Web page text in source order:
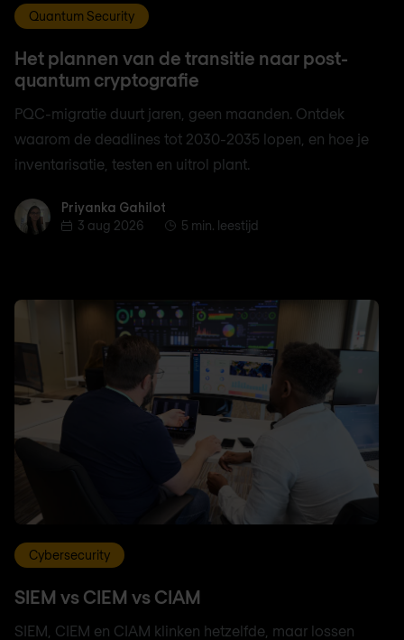
Quantum Security
Het plannen van de transitie naar post-
quantum cryptografie
PQC-migratie duurt jaren, geen maanden. Ontdek
waarom de deadlines tot 2030-2035 lopen, en hoe je
inventarisatie, testen en uitrol plant.
Priyanka Gahilot
Priyanka Gahilot
3 aug 2026
5 min. leestijd
Cybersecurity
SIEM vs CIEM vs CIAM
SIEM, CIEM en CIAM klinken hetzelfde, maar lossen